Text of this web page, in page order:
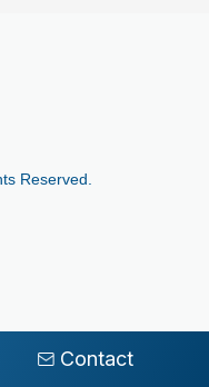
Contact
Reserved.